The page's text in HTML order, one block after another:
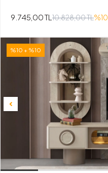
9.745,00 TL 10.828,00 TL%10
%10 + %10